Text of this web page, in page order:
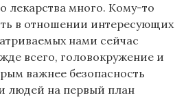
лекарства много. Кому-то
в отношении интересующих
нами сейчас
всего, головокружение и
важнее безопасность
людей на первый план